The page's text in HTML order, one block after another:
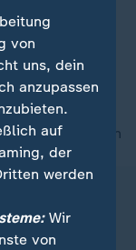
Da im
versuchen
nach oben
von
uns, dein
anzupassen
auf
der
werden
Wir
von